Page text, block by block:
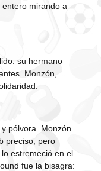
mirando a
su hermano
Monzón,
pólvora. Monzón
preciso, pero
estremeció en el
fue la bisagra: